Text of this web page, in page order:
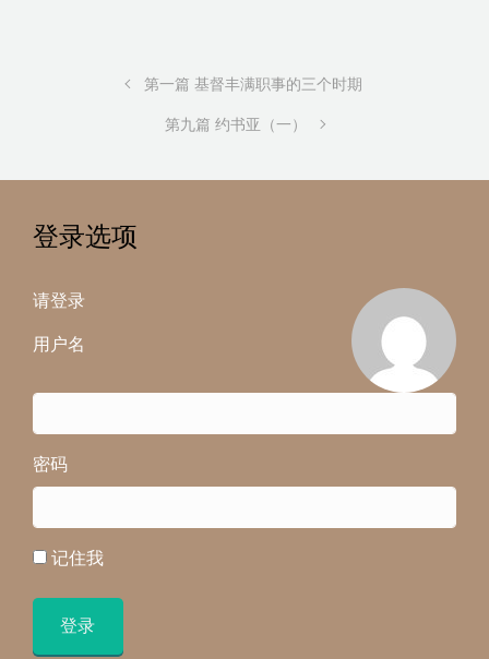
第一篇 基督丰满职事的三个时期
第九篇 约书亚（一）
登录选项
请登录
用户名
密码
记住我